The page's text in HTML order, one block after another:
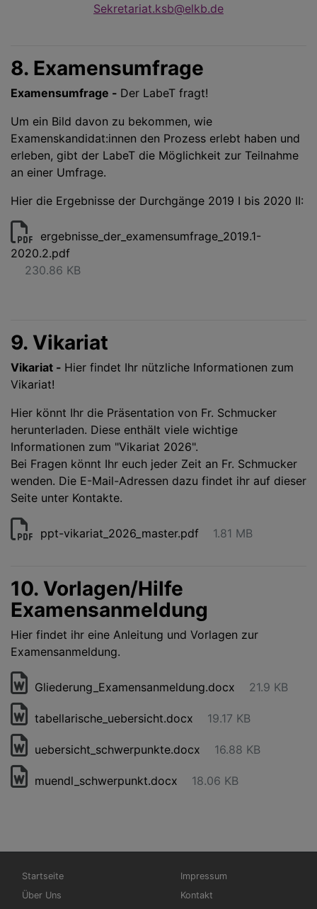
Sekretariat.ksb@elkb.de
8. Examensumfrage
Examensumfrage - Der LabeT fragt!
Um ein Bild davon zu bekommen, wie
Examenskandidat:innen den Prozess erlebt haben und
erleben, gibt der LabeT die Möglichkeit zur Teilnahme
an einer Umfrage.
Hier die Ergebnisse der Durchgänge 2019 I bis 2020 II:
ergebnisse_der_examensumfrage_2019.1-
2020.2.pdf
230.86 KB
9. Vikariat
Vikariat - Hier findet Ihr nützliche Informationen zum
Vikariat!
Hier könnt Ihr die Präsentation von Fr. Schmucker
herunterladen. Diese enthält viele wichtige
Informationen zum "Vikariat 2026".
Bei Fragen könnt Ihr euch jeder Zeit an Fr. Schmucker
wenden. Die E-Mail-Adressen dazu findet ihr auf dieser
Seite unter Kontakte.
ppt-vikariat_2026_master.pdf 1.81 MB
10. Vorlagen/Hilfe
Examensanmeldung
Hier findet ihr eine Anleitung und Vorlagen zur
Examensanmeldung.
Gliederung_Examensanmeldung.docx 21.9 KB
tabellarische_uebersicht.docx 19.17 KB
uebersicht_schwerpunkte.docx 16.88 KB
muendl_schwerpunkt.docx 18.06 KB
Hauptnavigation
Startseite
Über Uns
Fußbereichsmenü
Impressum
Kontakt